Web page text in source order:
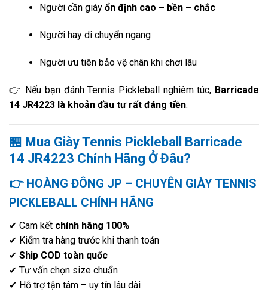
Người cần giày ổn định cao – bền – chắc
Người hay di chuyển ngang
Người ưu tiên bảo vệ chân khi chơi lâu
👉 Nếu bạn đánh Tennis Pickleball nghiêm túc, Barricade
14 JR4223 là khoản đầu tư rất đáng tiền.
🏪 Mua Giày Tennis Pickleball Barricade
14 JR4223 Chính Hãng Ở Đâu?
👉 HOÀNG ĐÔNG JP – CHUYÊN GIÀY TENNIS
PICKLEBALL CHÍNH HÃNG
✔ Cam kết chính hãng 100%
✔ Kiểm tra hàng trước khi thanh toán
✔ Ship COD toàn quốc
✔ Tư vấn chọn size chuẩn
✔ Hỗ trợ tận tâm – uy tín lâu dài